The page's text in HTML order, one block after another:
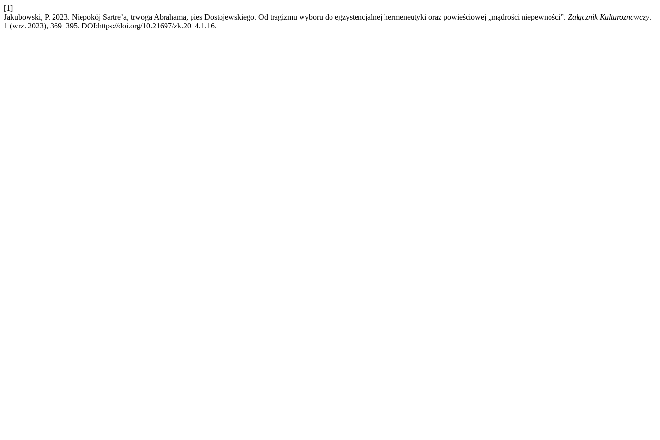
[1]
Jakubowski, P. 2023. Niepokój Sartre’a, trwoga Abrahama, pies Dostojewskiego. Od tragizmu wyboru do egzystencjalnej hermeneutyki oraz powieściowej „mądrości niepewności”. Załącznik Kulturoznawczy.
1 (wrz. 2023), 369–395. DOI:https://doi.org/10.21697/zk.2014.1.16.